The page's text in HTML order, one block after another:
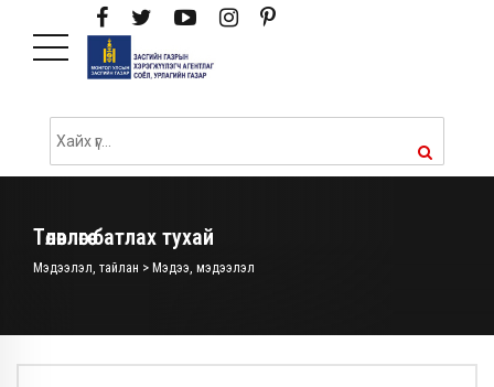
Төлөвлөгөө батлах тухай
Мэдээлэл, тайлан > Мэдээ, мэдээлэл